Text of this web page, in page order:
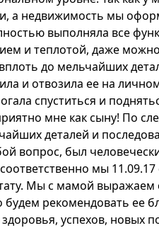
а недвижимость мы
выполняла все
и теплотой, даже можно
до мельчайших
и отвозила ее на
спуститься и
мне как сыну! По
деталей и
вопрос, был
мы 11.09.17
Мы с мамой
будем рекомендовать ее
успехов, новых